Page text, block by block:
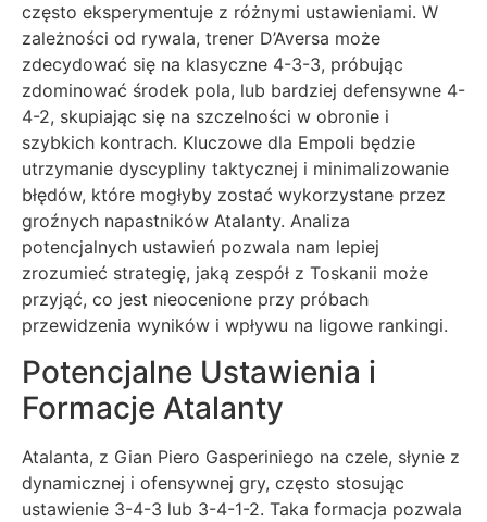
często eksperymentuje z różnymi ustawieniami. W
zależności od rywala, trener D’Aversa może
zdecydować się na klasyczne 4-3-3, próbując
zdominować środek pola, lub bardziej defensywne 4-
4-2, skupiając się na szczelności w obronie i
szybkich kontrach. Kluczowe dla Empoli będzie
utrzymanie dyscypliny taktycznej i minimalizowanie
błędów, które mogłyby zostać wykorzystane przez
groźnych napastników Atalanty. Analiza
potencjalnych ustawień pozwala nam lepiej
zrozumieć strategię, jaką zespół z Toskanii może
przyjąć, co jest nieocenione przy próbach
przewidzenia wyników i wpływu na ligowe rankingi.
Potencjalne Ustawienia i
Formacje Atalanty
Atalanta, z Gian Piero Gasperiniego na czele, słynie z
dynamicznej i ofensywnej gry, często stosując
ustawienie 3-4-3 lub 3-4-1-2. Taka formacja pozwala